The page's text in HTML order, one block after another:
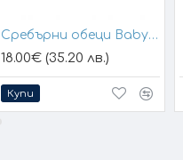
Сребърни обеци Baby Hands
18.00€ (35.20 лв.)
Купи